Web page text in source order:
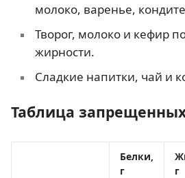
молоко, варенье,
Творог, молоко и кефир
жирности.
Сладкие напитки, чай и
Таблица
Белки,
г
г